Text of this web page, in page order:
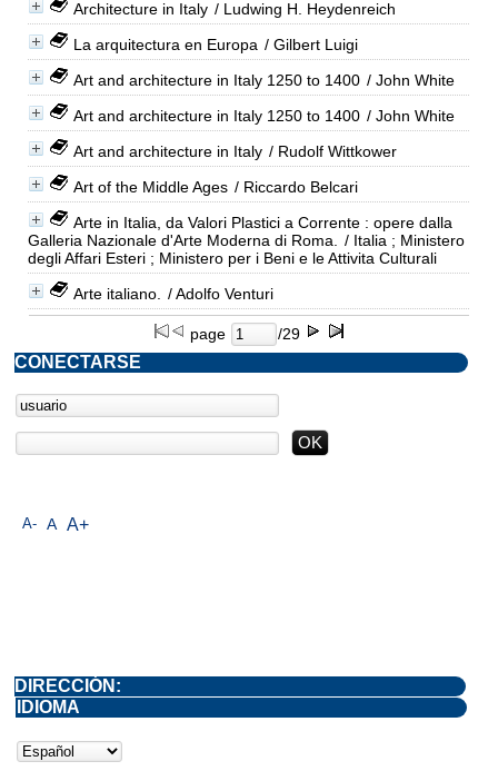
Architecture in Italy / Ludwing H. Heydenreich
La arquitectura en Europa / Gilbert Luigi
Art and architecture in Italy 1250 to 1400 / John White
Art and architecture in Italy 1250 to 1400 / John White
Art and architecture in Italy / Rudolf Wittkower
Art of the Middle Ages / Riccardo Belcari
Arte in Italia, da Valori Plastici a Corrente : opere dalla
Galleria Nazionale d'Arte Moderna di Roma.
/ Italia ; Ministero
degli Affari Esteri ; Ministero per i Beni e le Attivita Culturali
Arte italiano.
/ Adolfo Venturi
page /29
A- A A+
CONECTARSE
DIRECCIÓN:
IDIOMA